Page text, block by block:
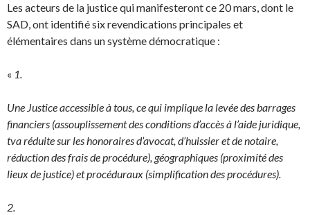
Les acteurs de la justice qui manifesteront ce 20 mars, dont le
SAD, ont identifié six revendications principales et
élémentaires dans un système démocratique :
« 1.
Une Justice accessible à tous, ce qui implique la levée des barrages
financiers (assouplissement des conditions d’accès à l’aide juridique,
tva réduite sur les honoraires d’avocat, d’huissier et de notaire,
réduction des frais de procédure), géographiques (proximité des
lieux de justice) et procéduraux (simplification des procédures).
2.